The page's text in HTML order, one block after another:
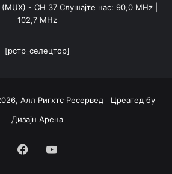
- CH 37 Слушајте нас: 90,0 MHz |
102,7 MHz
[рстр_селецтор]
Алл Ригхтс Ресервед Цреатед бy
Дизајн Арена
Фацебоок